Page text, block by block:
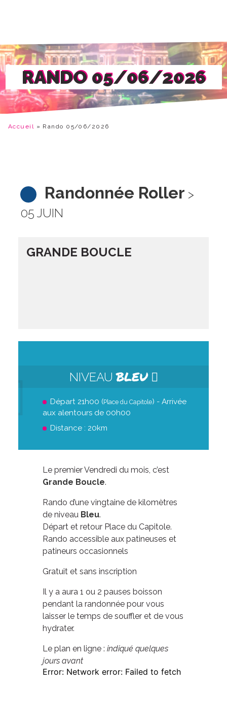
RANDO 05/06/2026
Accueil » Rando 05/06/2026
Randonnée Roller >
05 JUIN
GRANDE BOUCLE
NIVEAUBLEU
Départ 21h00 (Place du Capitole) - Arrivée
aux alentours de 00h00
Distance : 20km
Le premier Vendredi du mois, c’est
Grande Boucle.
Rando d’une vingtaine de kilomètres
de niveau Bleu.
Départ et retour Place du Capitole.
Rando accessible aux patineuses et
patineurs occasionnels
Gratuit et sans inscription
Il y a aura 1 ou 2 pauses boisson
pendant la randonnée pour vous
laisser le temps de souffler et de vous
hydrater.
Le plan en ligne : indiqué quelques
jours avant